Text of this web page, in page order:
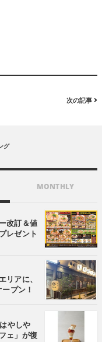
次の記事
グ
MONTHLY
改訂＆値
レゼント
リアに、
プン！
やしや
ェ」が復